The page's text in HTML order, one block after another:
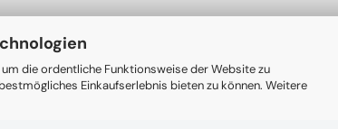
die ordentliche Funktionsweise der Website zu
Einkaufserlebnis bieten zu können. Weitere